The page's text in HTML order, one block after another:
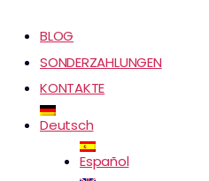
BLOG
SONDERZAHLUNGEN
KONTAKTE
Deutsch
Español